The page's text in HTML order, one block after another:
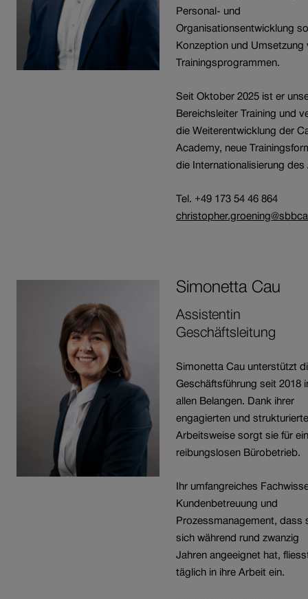
Personal- und
Organisationsentwicklung
Konzeption und Umsetzung
Trainingsprogrammen.
Seit Oktober 2025 ist er
Bereichsleiter Training und
die Weiterentwicklung der
Academy, neue
die Internationalisierung
Tel. +49 173 54 46 864
Simonetta Cau
Assistentin
Geschäftsleitung
Simonetta Cau unterstützt
Geschäftsführung seit 2018
allen Belangen. Dank ihrer
engagierten und
Arbeitsweise sorgt sie für
reibungslosen Bürobetrieb.
Ihr umfangreiches
Kundenbetreuung und
Prozessmanagement, dass
sich während rund zwanzig
Jahren angeeignet hat,
täglich in ihre Arbeit ein.